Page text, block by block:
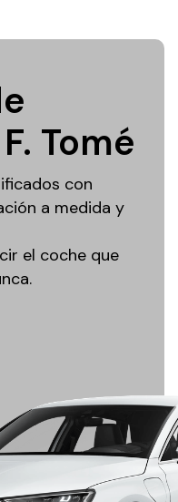
Tomé
con
a medida y
el coche que